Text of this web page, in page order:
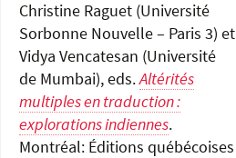
Christine Raguet (Université
Sorbonne Nouvelle – Paris 3) et
Vidya Vencatesan (Université
de Mumbai), eds.Altérités
multiples en traduction :
explorations indiennes.
Montréal: Éditions québécoises